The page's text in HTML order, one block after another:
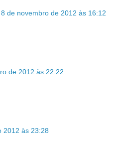
8 de novembro de 2012 às 16:12
de 2012 às 22:22
2012 às 23:28